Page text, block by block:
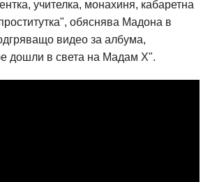
учителка, монахиня, кабаретна
обяснява Мадона в
видео за албума,
дошли в света на Мадам Х".